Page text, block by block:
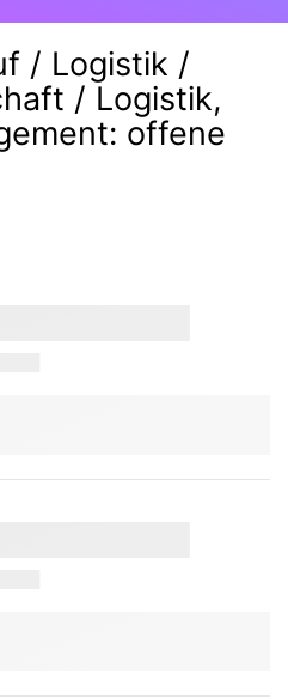
/ Logistik /
/ Logistik,
offene